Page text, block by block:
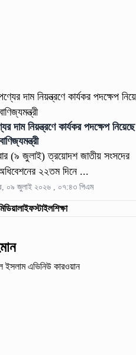
দাম নিয়ন্ত্রণে কার্যকর পদক্ষেপ নিয়েছে
(৯ জুলাই) ত্রয়োদশ জাতীয় সংসদের
২২তম দিনে ...
০৯ জুলাই ২০২৬ , ০৭:৪৩ পিএম
লাইফস্টাইলশিক্ষা
ইসলামএভিনিউ কারওয়ান